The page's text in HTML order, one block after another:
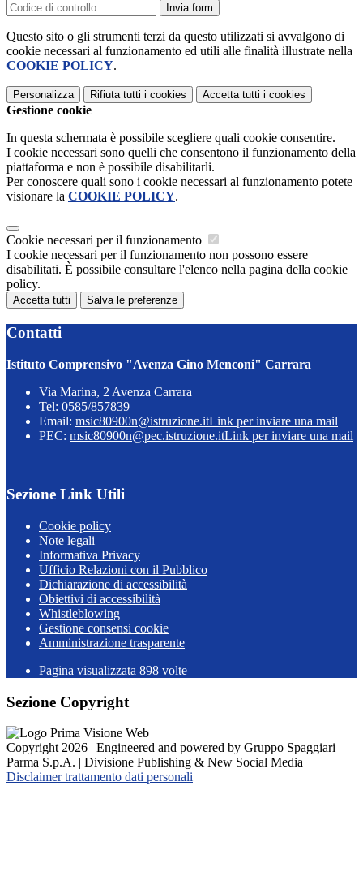
Invia form
Questo sito o gli strumenti terzi da questo utilizzati si avvalgono di
cookie necessari al funzionamento ed utili alle finalità illustrate nella
COOKIE POLICY.
Personalizza Rifiuta tutti i cookies Accetta tutti i cookies
Gestione cookie
In questa schermata è possibile scegliere quali cookie consentire.
I cookie necessari sono quelli che consentono il funzionamento della
piattaforma e non è possibile disabilitarli.
Per conoscere quali sono i cookie necessari al funzionamento potete
visionare la COOKIE POLICY.
Cookie necessari per il funzionamento
I cookie necessari per il funzionamento non possono essere
disabilitati. È possibile consultare l'elenco nella pagina della cookie
policy.
Accetta tutti Salva le preferenze
Contatti
Istituto Comprensivo "Avenza Gino Menconi" Carrara
Via Marina, 2 Avenza Carrara
Tel: 0585/857839
Email: msic80900n@istruzione.itLink per inviare una mail
PEC: msic80900n@pec.istruzione.itLink per inviare una mail
Sezione Link Utili
Cookie policy
Note legali
Informativa Privacy
Ufficio Relazioni con il Pubblico
Dichiarazione di accessibilità
Obiettivi di accessibilità
Whistleblowing
Gestione consensi cookie
Amministrazione trasparente
Pagina visualizzata 898 volte
Sezione Copyright
Copyright 2026 | Engineered and powered by Gruppo Spaggiari
Parma S.p.A. | Divisione Publishing & New Social Media
Disclaimer trattamento dati personali